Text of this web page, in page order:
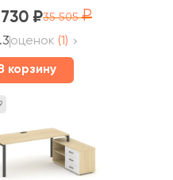
35 505
оценок (1)
корзину